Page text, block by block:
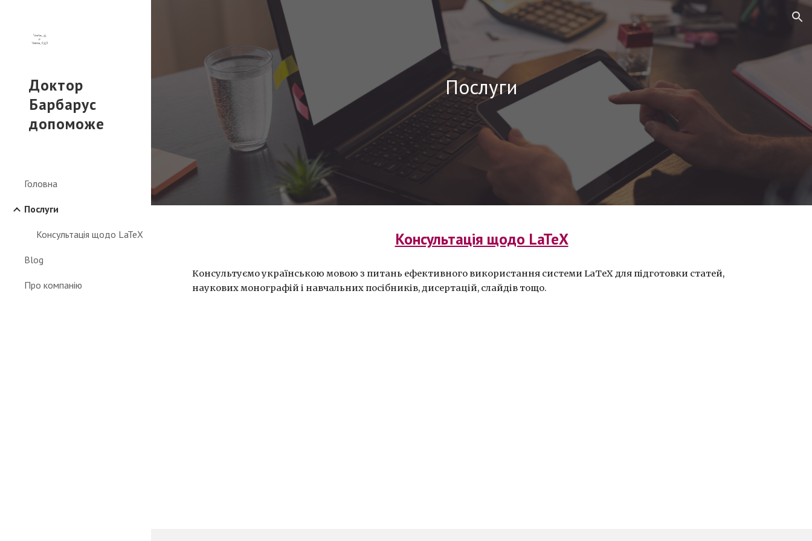
Skip to main content Skip to navigation
Доктор
Барбарус
допоможе
Головна
Послуги
Консультація щодо LaTeX
Blog
Про компанію
Послуги
Консультація щодо LaTeX
Консультуємо українською мовою з питань ефективного використання системи LaTeX для підготовки статей,
наукових монографій і навчальних посібників, дисертацій, слайдів тощо.